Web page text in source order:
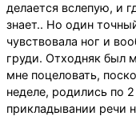
делается вслепую, и
знает.. Но один
чувствовала ног и
груди. Отходняк был
мне поцеловать,
неделе, родились по
прикладывании речи